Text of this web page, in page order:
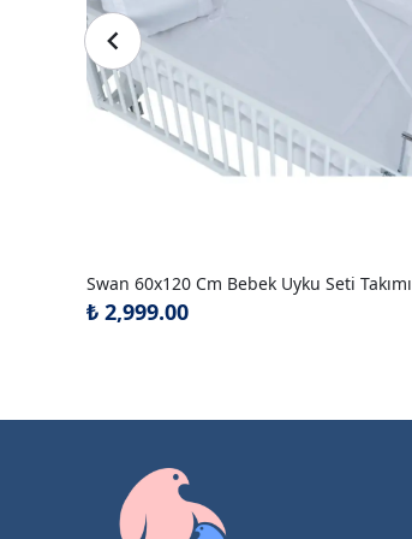
Swan 60x120 Cm Bebek Uyku Seti Takımı
₺ 2,999.00